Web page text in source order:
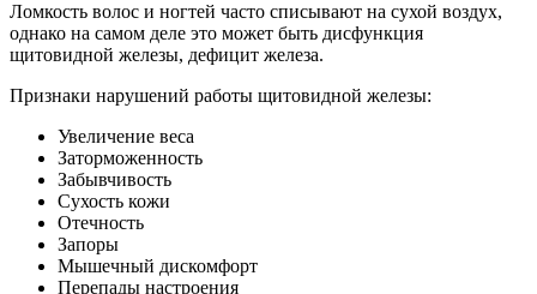
Ломкость волос и ногтей часто списывают на сухой воздух,
однако на самом деле это может быть дисфункция
щитовидной железы, дефицит железа.
Признаки нарушений работы щитовидной железы:
Увеличение веса
Заторможенность
Забывчивость
Сухость кожи
Отечность
Запоры
Мышечный дискомфорт
Перепады настроения